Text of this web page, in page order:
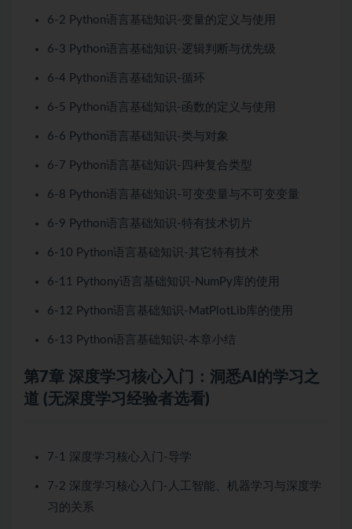
6-2 Python语言基础知识-变量的定义与使用
6-3 Python语言基础知识-逻辑判断与优先级
6-4 Python语言基础知识-循环
6-5 Python语言基础知识-函数的定义与使用
6-6 Python语言基础知识-类与对象
6-7 Python语言基础知识-四种复合类型
6-8 Python语言基础知识-可变变量与不可变变量
6-9 Python语言基础知识-特有技术切片
6-10 Python语言基础知识-其它特有技术
6-11 Pythony语言基础知识-NumPy库的使用
6-12 Python语言基础知识-MatPlotLib库的使用
6-13 Python语言基础知识-本章小结
第7章 深度学习核心入门：洞悉AI的学习之
道 (无深度学习经验者选看)
7-1 深度学习核心入门-导学
7-2 深度学习核心入门-人工智能、机器学习与深度学
习的关系